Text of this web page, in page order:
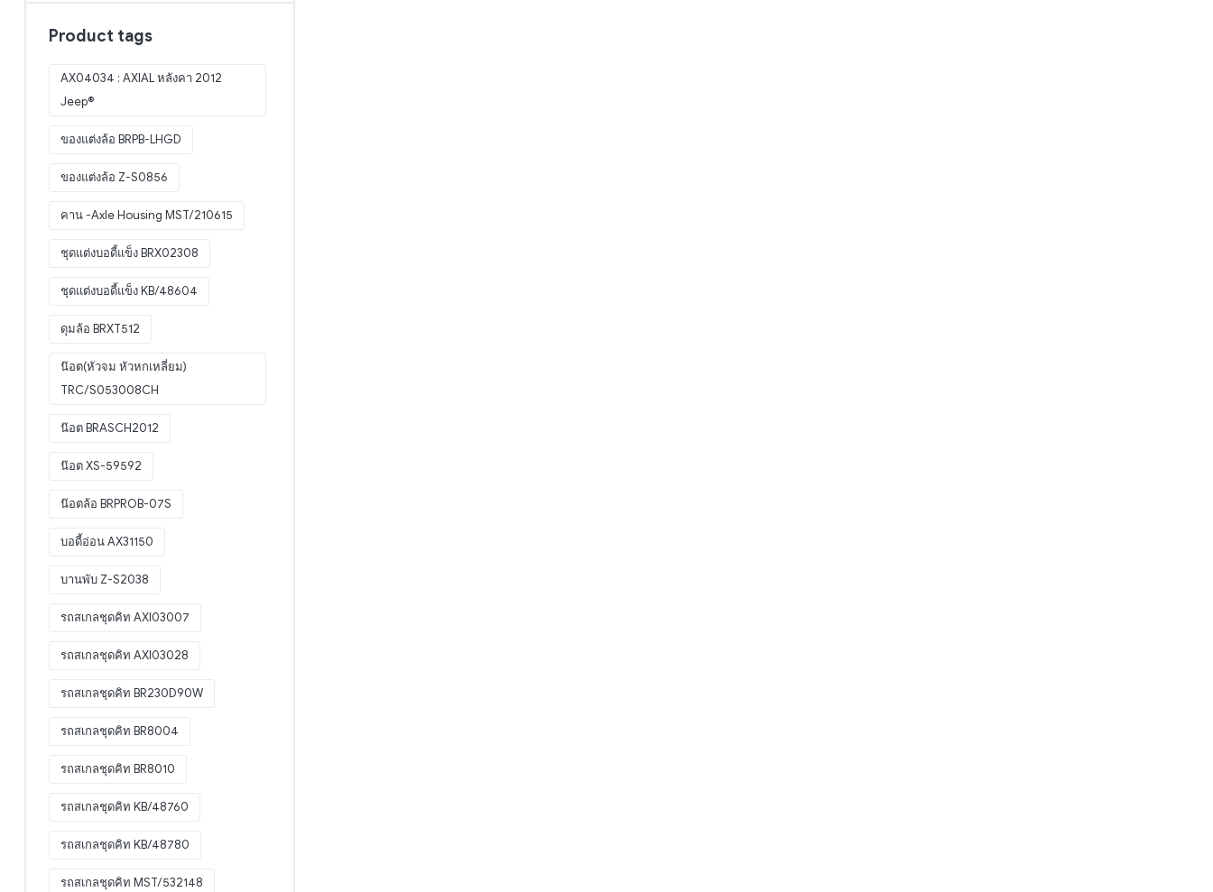
Product tags
AX04034 : AXIAL หลังคา 2012
Jeep®
ของแต่งล้อ BRPB-LHGD
ของแต่งล้อ Z-S0856
คาน -Axle Housing MST/210615
ชุดแต่งบอดี้แข็ง BRX02308
ชุดแต่งบอดี้แข็ง KB/48604
ดุมล้อ BRXT512
น๊อต(หัวจม หัวหกเหลี่ยม)
TRC/S053008CH
น๊อต BRASCH2012
น๊อต XS-59592
น๊อตล้อ BRPROB-07S
บอดี้อ่อน AX31150
บานพับ Z-S2038
รถสเกลชุดคิท AXI03007
รถสเกลชุดคิท AXI03028
รถสเกลชุดคิท BR230D90W
รถสเกลชุดคิท BR8004
รถสเกลชุดคิท BR8010
รถสเกลชุดคิท KB/48760
รถสเกลชุดคิท KB/48780
รถสเกลชุดคิท MST/532148